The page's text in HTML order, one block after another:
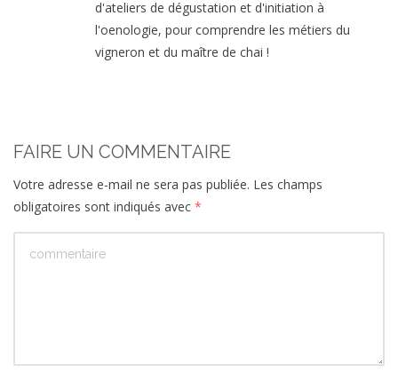
d'ateliers de dégustation et d'initiation à
l'oenologie, pour comprendre les métiers du
vigneron et du maître de chai !
FAIRE UN COMMENTAIRE
Votre adresse e-mail ne sera pas publiée. Les champs
obligatoires sont indiqués avec *